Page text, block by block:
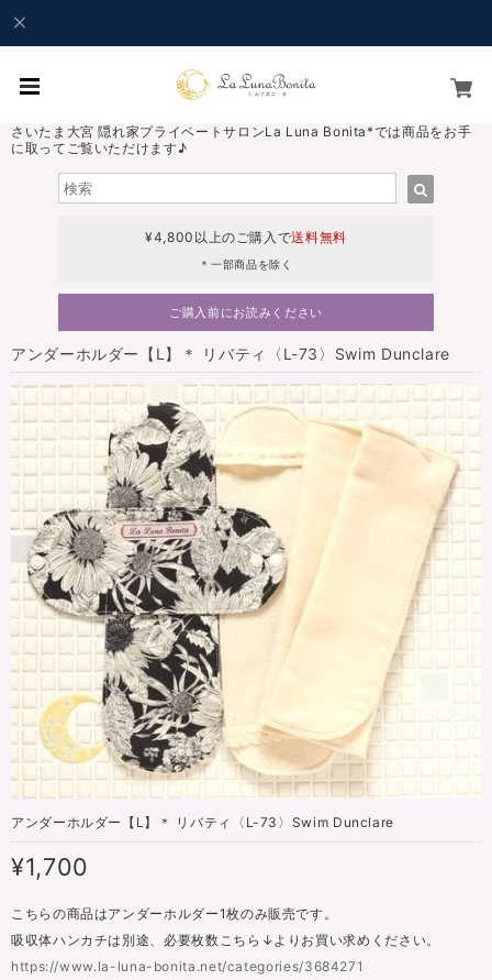
さいたま大宮 隠れ家プライベートサロンLa Luna Bonita*では商品をお手
に取ってご覧いただけます♪
¥4,800以上のご購入で送料無料
＊一部商品を除く
ご購入前にお読みください
アンダーホルダー【L】＊ リバティ〈L-73〉Swim Dunclare
アンダーホルダー【L】＊ リバティ〈L-73〉Swim Dunclare
¥1,700
こちらの商品はアンダーホルダー1枚のみ販売です。
吸収体ハンカチは別途、必要枚数こちら↓よりお買い求めください。
https://www.la-luna-bonita.net/categories/3684271